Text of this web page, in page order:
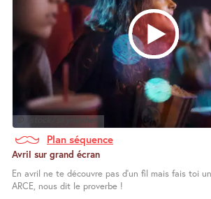
© istock/skynesher
Plan séquence
Avril sur grand écran
En avril ne te découvre pas d’un fil mais fais toi
ARCE, nous dit le proverbe !